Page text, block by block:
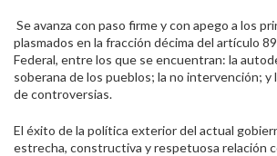
Se avanza con paso firme y con apego a los
plasmados en la fracción décima del artículo
Federal, entre los que se encuentran: la
soberana de los pueblos; la no intervención; y
de controversias.
El éxito de la política exterior del actual
estrecha, constructiva y respetuosa relación